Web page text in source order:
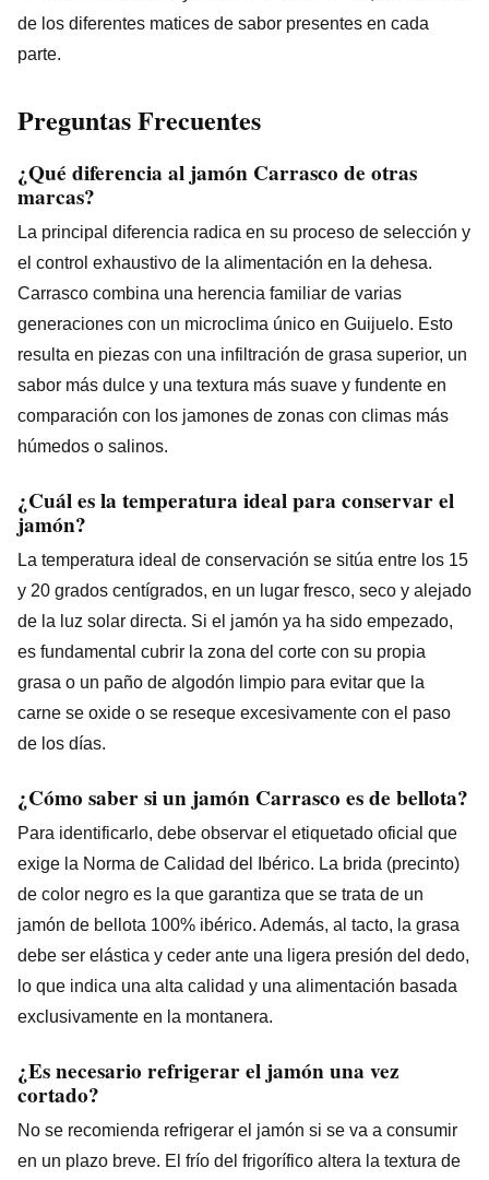
de los diferentes matices de sabor presentes en cada
parte.
Preguntas Frecuentes
¿Qué diferencia al jamón Carrasco de otras
marcas?
La principal diferencia radica en su proceso de selección y
el control exhaustivo de la alimentación en la dehesa.
Carrasco combina una herencia familiar de varias
generaciones con un microclima único en Guijuelo. Esto
resulta en piezas con una infiltración de grasa superior, un
sabor más dulce y una textura más suave y fundente en
comparación con los jamones de zonas con climas más
húmedos o salinos.
¿Cuál es la temperatura ideal para conservar el
jamón?
La temperatura ideal de conservación se sitúa entre los 15
y 20 grados centígrados, en un lugar fresco, seco y alejado
de la luz solar directa. Si el jamón ya ha sido empezado,
es fundamental cubrir la zona del corte con su propia
grasa o un paño de algodón limpio para evitar que la
carne se oxide o se reseque excesivamente con el paso
de los días.
¿Cómo saber si un jamón Carrasco es de bellota?
Para identificarlo, debe observar el etiquetado oficial que
exige la Norma de Calidad del Ibérico. La brida (precinto)
de color negro es la que garantiza que se trata de un
jamón de bellota 100% ibérico. Además, al tacto, la grasa
debe ser elástica y ceder ante una ligera presión del dedo,
lo que indica una alta calidad y una alimentación basada
exclusivamente en la montanera.
¿Es necesario refrigerar el jamón una vez
cortado?
No se recomienda refrigerar el jamón si se va a consumir
en un plazo breve. El frío del frigorífico altera la textura de